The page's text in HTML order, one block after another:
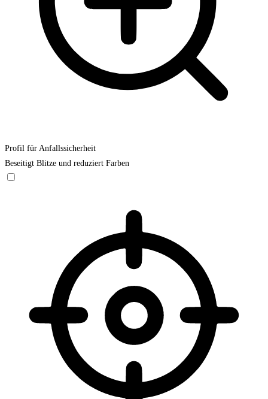
Profil für Anfallssicherheit
Beseitigt Blitze und reduziert Farben